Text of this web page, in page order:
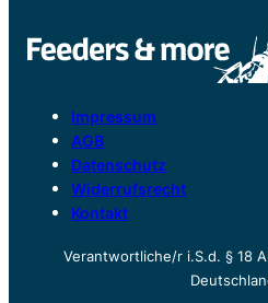
Impressum
AGB
Datenschutz
Widerrufsrecht
Kontakt
Verantwortliche/r i.S.d. § 18